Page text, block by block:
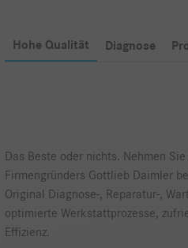
Hohe Qualität Diagnose
Das Beste oder nichts. Nehmen
Firmengründers Gottlieb Daimler
Original Diagnose-, Reparatur-,
optimierte Werkstattprozesse,
Effizienz.